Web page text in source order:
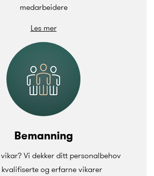
medarbeidere
Les mer
Bemanning
Vi dekker ditt personalbehov
kvalifiserte og erfarne vikarer